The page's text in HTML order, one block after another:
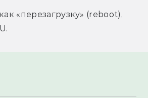
«перезагрузку» (reboot),